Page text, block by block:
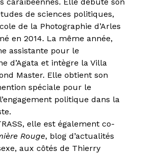
de sciences politiques,
de la Photographie d’Arles
en 2014. La même année,
assistante pour le
d’Agata et intègre la Villa
Master. Elle obtient son
spéciale pour le
politique dans la
elle est également co-
Rouge, blog d’actualités
aux côtés de Thierry